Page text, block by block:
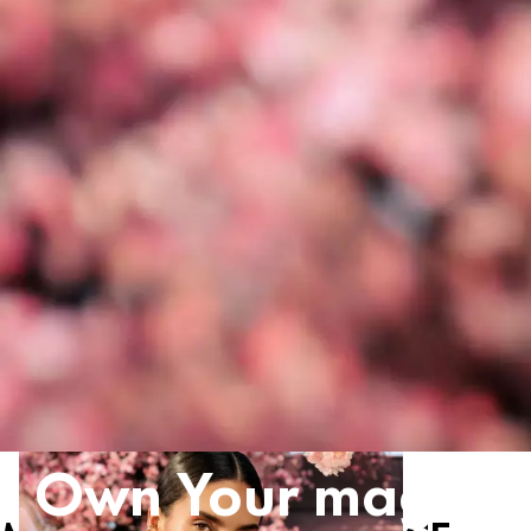
Own Your magic.